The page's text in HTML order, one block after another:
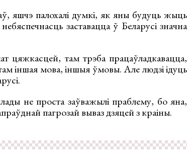
яшчэ палохалі думкі, як яны будуць жыць
заставацца ў Беларусі значна
там трэба працаўладкавацца,
іншая мова, іншыя ўмовы. Але людзі ідуць
не проста заўважылі праблему, бо яна,
пагрозай вываз дзяцей з краіны.